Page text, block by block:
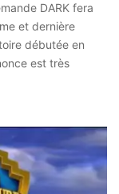
DARK fera
et dernière
débutée en
est très